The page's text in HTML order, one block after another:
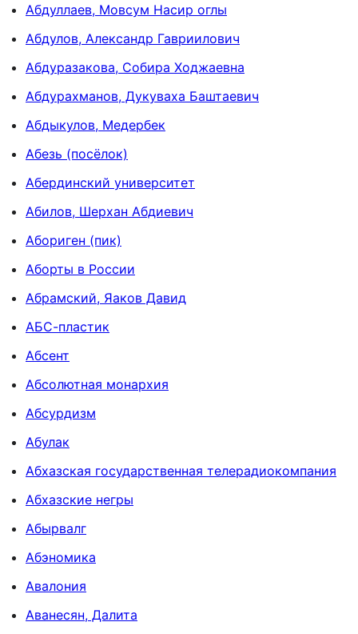
Абдуллаев, Мовсум Насир оглы
Абдулов, Александр Гавриилович
Абдуразакова, Собира Ходжаевна
Абдурахманов, Дукуваха Баштаевич
Абдыкулов, Медербек
Абезь (посёлок)
Абердинский университет
Абилов, Шерхан Абдиевич
Абориген (пик)
Аборты в России
Абрамский, Яаков Давид
АБС-пластик
Абсент
Абсолютная монархия
Абсурдизм
Абулак
Абхазская государственная телерадиокомпания
Абхазские негры
Абырвалг
Абэномика
Авалония
Аванесян, Далита